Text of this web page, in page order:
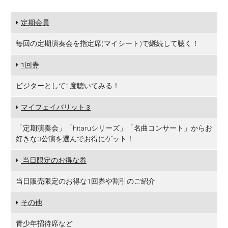
定期会員
毎回の定期演奏会を指定席(マイシート)で継続して聴く！
1回券
ビジターとして1度聴いてみる！
マイフェイバリット 3
「定期演奏会」「hitaruシリーズ」「名曲コンサート」からお
好きな3公演を選んでお得にゲット！
当日限定のお得な券
当日販売限定のお得な1回券や割引のご紹介
その他
青少年招待席など